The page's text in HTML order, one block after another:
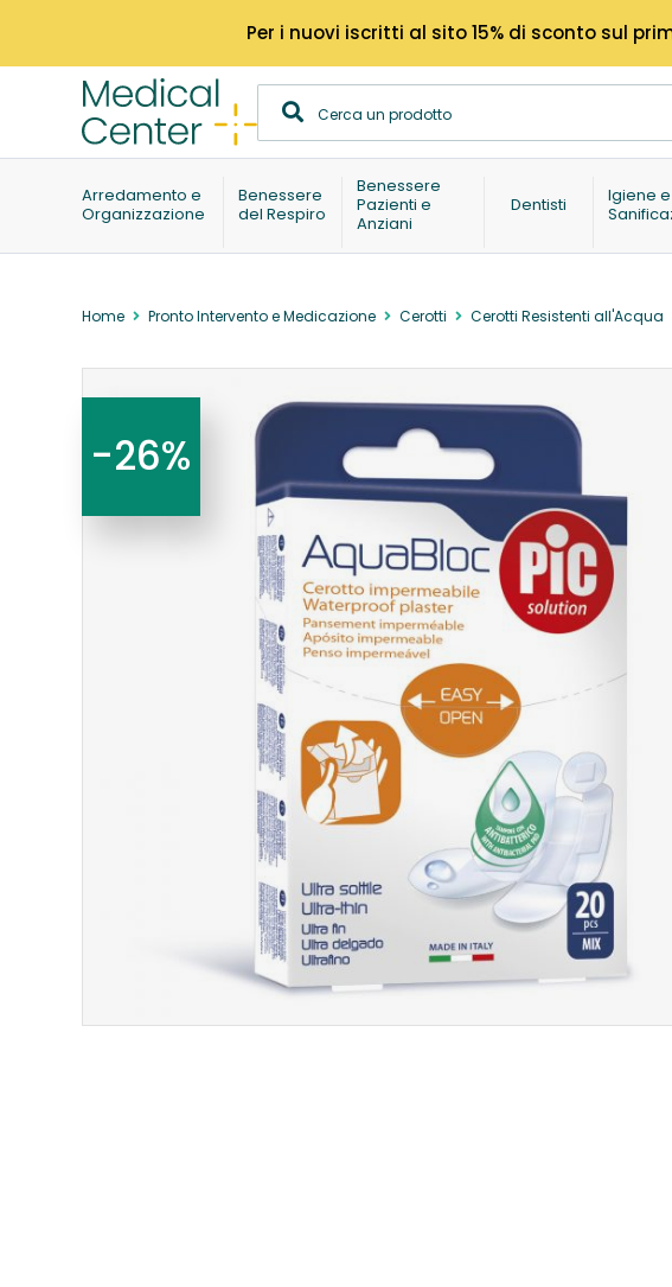
Per i nuovi iscritti al sito 15% di sconto sul
Arredamento e
Organizzazione
Benessere
del Respiro
Benessere
Pazienti e
Anziani
Dentisti
Igiene e
Home Pronto Intervento e Medicazione Cerotti Cerotti Resistenti all'Acqua
-26%